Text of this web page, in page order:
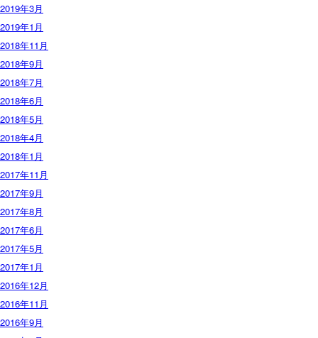
2019年3月
2019年1月
2018年11月
2018年9月
2018年7月
2018年6月
2018年5月
2018年4月
2018年1月
2017年11月
2017年9月
2017年8月
2017年6月
2017年5月
2017年1月
2016年12月
2016年11月
2016年9月